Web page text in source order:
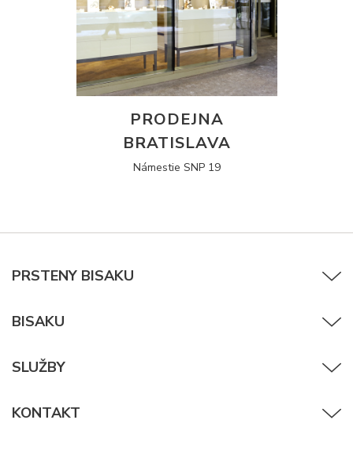
PRODEJNA
BRATISLAVA
Námestie SNP 19
PRSTENY BISAKU
BISAKU
SLUŽBY
KONTAKT